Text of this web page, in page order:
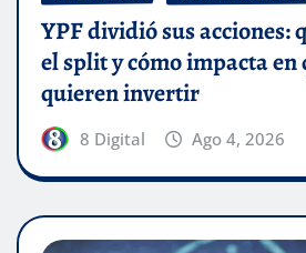
YPF dividió sus acciones:
el split y cómo impacta en
quieren invertir
8 Digital Ago 4, 2026